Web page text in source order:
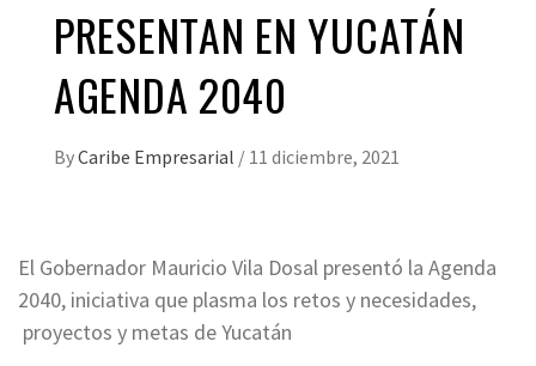
PRESENTAN EN YUCATÁN
AGENDA 2040
ByCaribe Empresarial / 11 diciembre, 2021
El Gobernador Mauricio Vila Dosal presentó la Agenda
2040, iniciativa que plasma los retos y necesidades,
proyectos y metas de Yucatán